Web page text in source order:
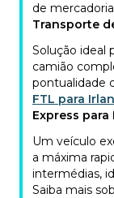
de
Transporte
Solução ideal
camião
pontualidade
FTL para
Express para
Um veículo
a máxima
intermédias,
Saiba mais